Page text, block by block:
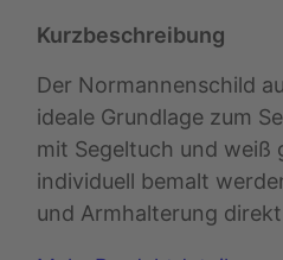
Kurzbeschreibung
Der Normannenschild
ideale Grundlage zum
mit Segeltuch und weiß
individuell bemalt
und Armhalterung